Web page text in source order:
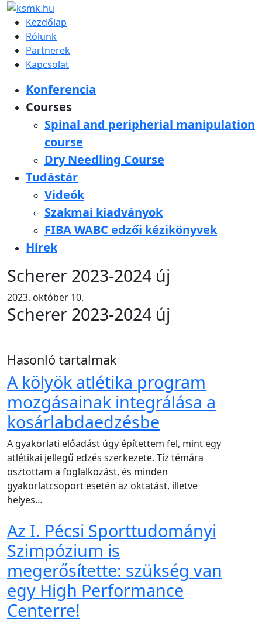
Kezdőlap
Rólunk
Partnerek
Kapcsolat
Konferencia
Courses
Spinal and peripherial manipulation
course
Dry Needling Course
Tudástár
Videók
Szakmai kiadványok
FIBA WABC edzői kézikönyvek
Hírek
Scherer 2023-2024 új
2023. október 10.
Scherer 2023-2024 új
Hasonló tartalmak
A kölyök atlétika program
mozgásainak integrálása a
kosárlabdaedzésbe
A gyakorlati előadást úgy építettem fel, mint egy
atlétikai jellegű edzés szerkezete. Tíz témára
osztottam a foglalkozást, és minden
gyakorlatcsoport esetén az oktatást, illetve
helyes…
Az I. Pécsi Sporttudományi
Szimpózium is
megerősítette: szükség van
egy High Performance
Centerre!